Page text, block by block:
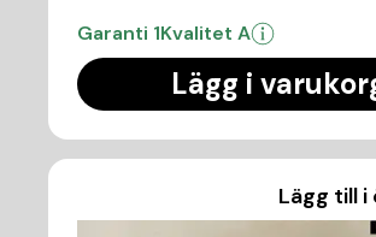
Garanti 1Kvalitet A
Lägg i
Lägg till i